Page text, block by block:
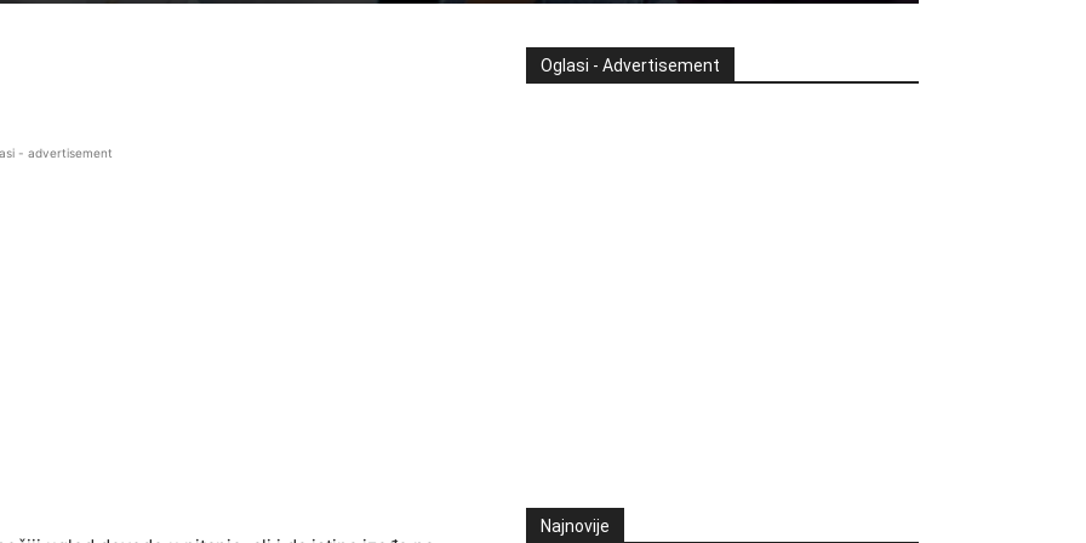
- advertisement
Oglasi - Advertisement
Najnovije